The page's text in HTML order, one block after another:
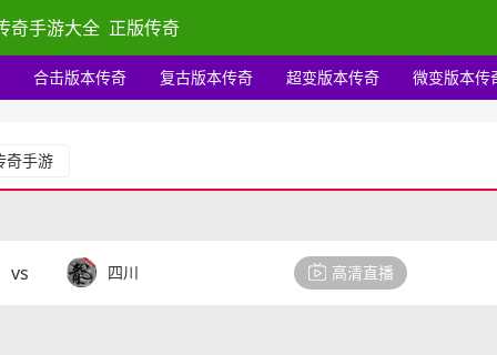
奇手游大全 正版传奇
合击版本传奇 复古版本传奇 超变版本传奇 微变版本传
奇手游
vs 四川 高清直播